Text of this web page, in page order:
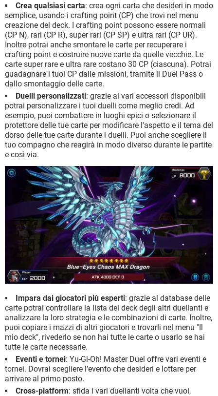
Crea qualsiasi carta: crea ogni carta che desideri in modo
semplice, usando i crafting point (CP) che trovi nel menu
creazione del deck. I crafting point possono essere normali
(CP N), rari (CP R), super rari (CP SP) e ultra rari (CP UR).
Inoltre potrai anche smontare le carte per recuperare i
crafting point e costruire nuove carte da quelle vecchie. Le
carte super rare e ultra rare costano 30 CP (ciascuna). Potrai
guadagnare i tuoi CP dalle missioni, tramite il Duel Pass o
dallo smontaggio delle carte.
Duelli personalizzati: grazie ai vari accessori disponibili
potrai personalizzare i tuoi duelli come meglio credi. Ad
esempio, puoi combattere in luoghi epici o selezionare il
protettore delle tue carte per modificare l'aspetto e il tema del
dorso delle tue carte durante i duelli. Puoi anche scegliere il
tuo compagno che reagirà in modo diverso durante le partite
e così via.
Impara dai giocatori più esperti: grazie al database delle
carte potrai controllare la lista dei deck degli altri duellanti e
analizzare la loro strategia e le combinazioni di carte. Inoltre,
puoi copiare i mazzi di altri giocatori e trovarli nel menu "Il
mio deck", rivederlo se non hai tutte le carte o usarlo se hai
tutte le carte necessarie.
Eventi e tornei: Yu-Gi-Oh! Master Duel offre vari eventi e
tornei. Dovrai scegliere l’evento che desideri e lottare per
arrivare al primo posto.
Cross-platform: sfida i vari duellanti volta che vuoi,